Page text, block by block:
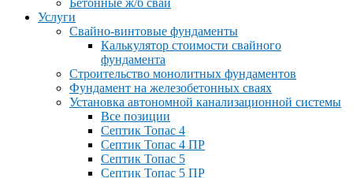
Бетонные ж/б сваи
Услуги
Свайно-винтовые фундаменты
Калькулятор стоимости свайного
фундамента
Строительство монолитных фундаментов
Фундамент на железобетонных сваях
Установка автономной канализационной системы
Все позиции
Септик Топас 4
Септик Топас 4 ПР
Септик Топас 5
Септик Топас 5 ПР